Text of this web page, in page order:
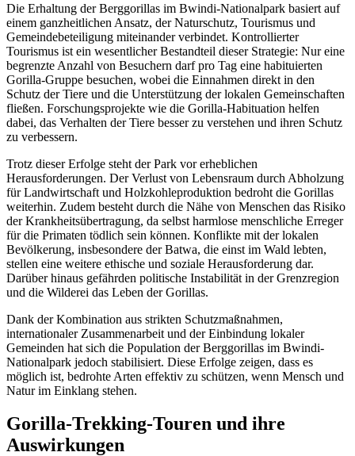
Die Erhaltung der Berggorillas im Bwindi-Nationalpark basiert auf
einem ganzheitlichen Ansatz, der Naturschutz, Tourismus und
Gemeindebeteiligung miteinander verbindet. Kontrollierter
Tourismus ist ein wesentlicher Bestandteil dieser Strategie: Nur eine
begrenzte Anzahl von Besuchern darf pro Tag eine habituierten
Gorilla-Gruppe besuchen, wobei die Einnahmen direkt in den
Schutz der Tiere und die Unterstützung der lokalen Gemeinschaften
fließen. Forschungsprojekte wie die Gorilla-Habituation helfen
dabei, das Verhalten der Tiere besser zu verstehen und ihren Schutz
zu verbessern.
Trotz dieser Erfolge steht der Park vor erheblichen
Herausforderungen. Der Verlust von Lebensraum durch Abholzung
für Landwirtschaft und Holzkohleproduktion bedroht die Gorillas
weiterhin. Zudem besteht durch die Nähe von Menschen das Risiko
der Krankheitsübertragung, da selbst harmlose menschliche Erreger
für die Primaten tödlich sein können. Konflikte mit der lokalen
Bevölkerung, insbesondere der Batwa, die einst im Wald lebten,
stellen eine weitere ethische und soziale Herausforderung dar.
Darüber hinaus gefährden politische Instabilität in der Grenzregion
und die Wilderei das Leben der Gorillas.
Dank der Kombination aus strikten Schutzmaßnahmen,
internationaler Zusammenarbeit und der Einbindung lokaler
Gemeinden hat sich die Population der Berggorillas im Bwindi-
Nationalpark jedoch stabilisiert. Diese Erfolge zeigen, dass es
möglich ist, bedrohte Arten effektiv zu schützen, wenn Mensch und
Natur im Einklang stehen.
Gorilla-Trekking-Touren und ihre
Auswirkungen